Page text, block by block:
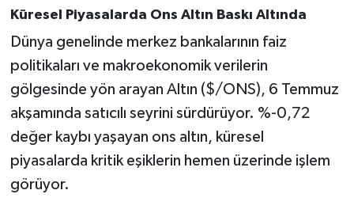
Küresel Piyasalarda Ons Altın Baskı Altında
Dünya genelinde merkez bankalarının faiz
politikaları ve makroekonomik verilerin
gölgesinde yön arayan Altın ($/ONS), 6 Temmuz
akşamında satıcılı seyrini sürdürüyor. %-0,72
değer kaybı yaşayan ons altın, küresel
piyasalarda kritik eşiklerin hemen üzerinde işlem
görüyor.
TEKNOLOJİ
Trend
TÜRKİYE
VİZYONDAKİLER
YAŞAM